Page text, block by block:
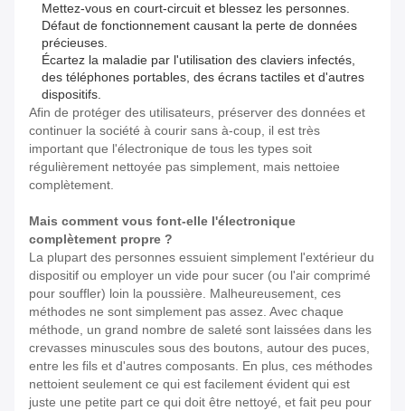
Mettez-vous en court-circuit et blessez les personnes.
Défaut de fonctionnement causant la perte de données
précieuses.
Écartez la maladie par l'utilisation des claviers infectés,
des téléphones portables, des écrans tactiles et d'autres
dispositifs.
Afin de protéger des utilisateurs, préserver des données et
continuer la société à courir sans à-coup, il est très
important que l'électronique de tous les types soit
régulièrement nettoyée pas simplement, mais nettoiee
complètement.
Mais comment vous font-elle l'électronique
complètement propre ?
La plupart des personnes essuient simplement l'extérieur du
dispositif ou employer un vide pour sucer (ou l'air comprimé
pour souffler) loin la poussière. Malheureusement, ces
méthodes ne sont simplement pas assez. Avec chaque
méthode, un grand nombre de saleté sont laissées dans les
crevasses minuscules sous des boutons, autour des puces,
entre les fils et d'autres composants. En plus, ces méthodes
nettoient seulement ce qui est facilement évident qui est
juste une petite part ce qui doit être nettoyé, et fait peu pour